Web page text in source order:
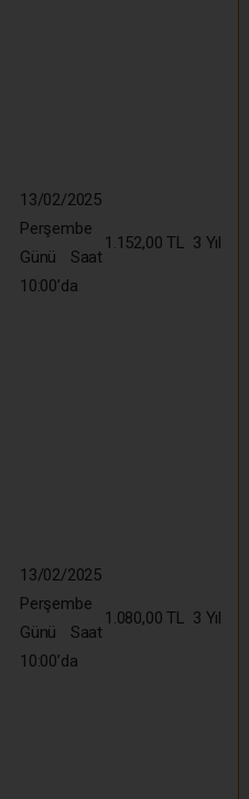
13/02/2025
Perşembe
Günü Saat
10:00’da
1.152,00 TL 3 Yıl
13/02/2025
Perşembe
Günü Saat
10:00’da
1.080,00 TL 3 Yıl